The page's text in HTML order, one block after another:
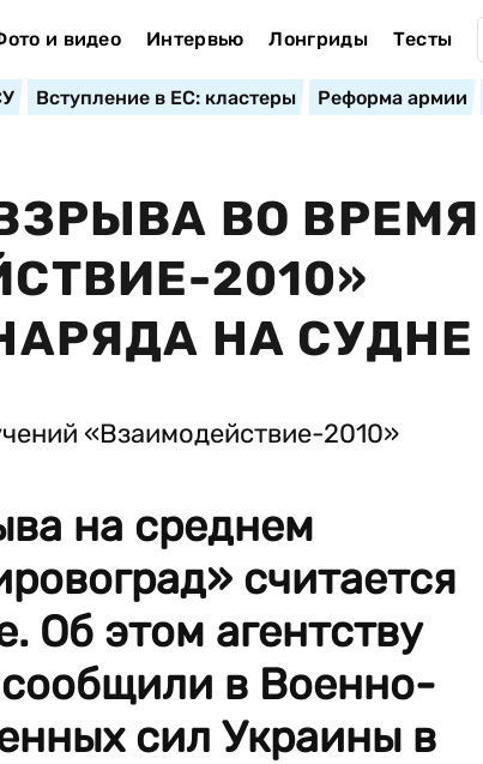
и видео Интервью Лонгриды Тесты
Вступление в ЕС: кластеры Реформа армии
ВО ВРЕМЯ
2010»
НА СУДНЕ
на среднем
считается
Об этом агентству
в Военно-
сил Украины в